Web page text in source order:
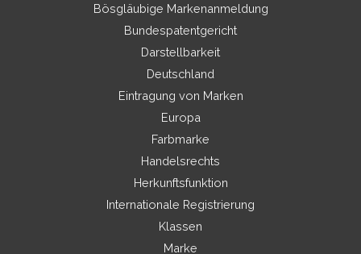
Bösgläubige Markenanmeldung
Bundespatentgericht
Darstellbarkeit
Deutschland
Eintragung von Marken
Europa
Farbmarke
Handelsrechts
Herkunftsfunktion
Internationale Registrierung
Klassen
Marke